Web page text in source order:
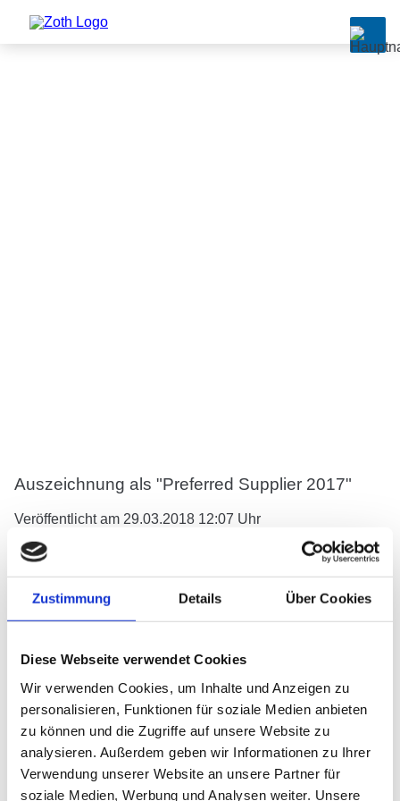
Zustimmung Details Über Cookies
Diese Webseite verwendet Cookies
Wir verwenden Cookies, um Inhalte und Anzeigen zu
personalisieren, Funktionen für soziale Medien anbieten
zu können und die Zugriffe auf unsere Website zu
analysieren. Außerdem geben wir Informationen zu Ihrer
Verwendung unserer Website an unsere Partner für
soziale Medien, Werbung und Analysen weiter. Unsere
Auszeichnung als "Preferred Supplier 2017"
Veröffentlicht am 29.03.2018 12:07 Uhr
Die Zoth GmbH & Co. KG wurde für die erbrachten
Leistungen im vergangenen Jahr bereits zum 5. Mal in
Folge als"Preferred Supplier" der
Robert Bosch
GmbHausgezeichnet.
Für die international agierende Bosch Gruppe zählt eine
den entscheidenden Erfolgsfaktoren im weltweiten
Wettbewerb. Um eine maximale Qualität auch langfristig
sicherstellen zu können, führt der Mischkonzern
im Rahmen seines Lieferantenmanagements eine
permanente Bewertung all seiner Zulieferer durch. Mittels